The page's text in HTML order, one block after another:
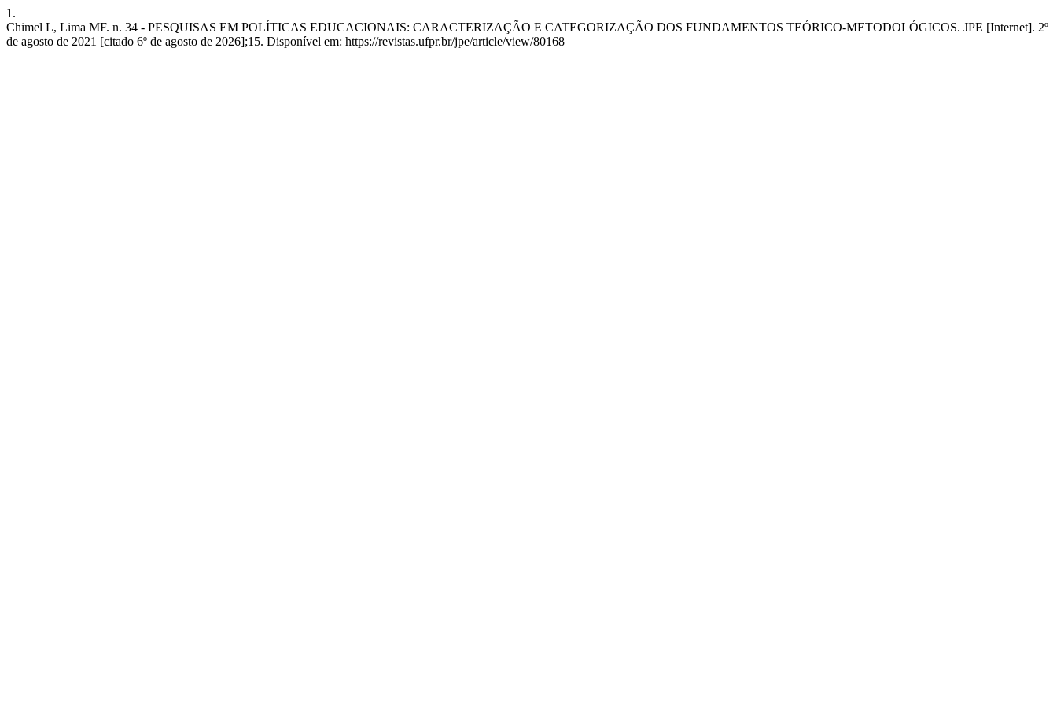
1.
Chimel L, Lima MF. n. 34 - PESQUISAS EM POLÍTICAS EDUCACIONAIS: CARACTERIZAÇÃO E CATEGORIZAÇÃO DOS FUNDAMENTOS TEÓRICO-METODOLÓGICOS. JPE [Internet]. 2º
de agosto de 2021 [citado 6º de agosto de 2026];15. Disponível em: https://revistas.ufpr.br/jpe/article/view/80168